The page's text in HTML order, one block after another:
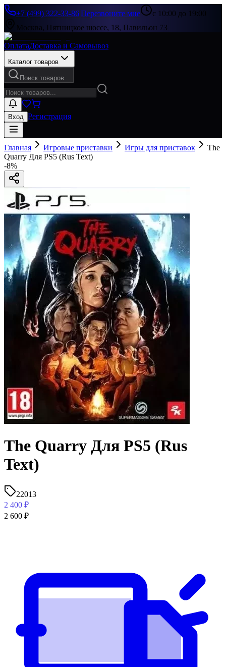
+7 (499) 322-33-86|Перезвоните мне
с 10:00 до 19:00
Москва, Пятницкое шоссе, 18, Павильон 73
ОплатаДоставка и Самовывоз
Каталог товаров
Поиск товаров...
Вход Регистрация
Главная Игровые приставки Игры для приставок
The
Quarry Для PS5 (Rus Text)
-8%
The Quarry Для PS5 (Rus
Text)
22013
2 400 ₽
2 600 ₽